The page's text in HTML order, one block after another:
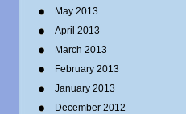
May 2013
April 2013
March 2013
February 2013
January 2013
December 2012